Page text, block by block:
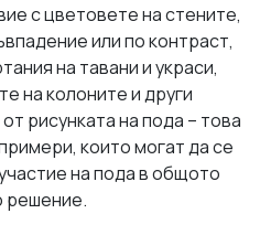
с цветовете на стените,
или по контраст,
на тавани и украси,
на колоните и други
рисунката на пода – това
които могат да се
на пода в общото
решение.